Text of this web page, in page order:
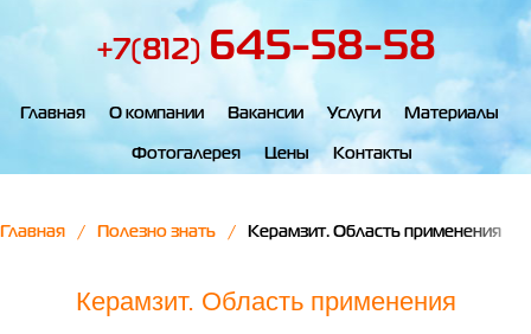
+7(812) 645-58-58
Главная О компании Вакансии Услуги Материалы
Фотогалерея Цены Контакты
Главная Полезно знать Керамзит. Область применения
Керамзит. Область применения